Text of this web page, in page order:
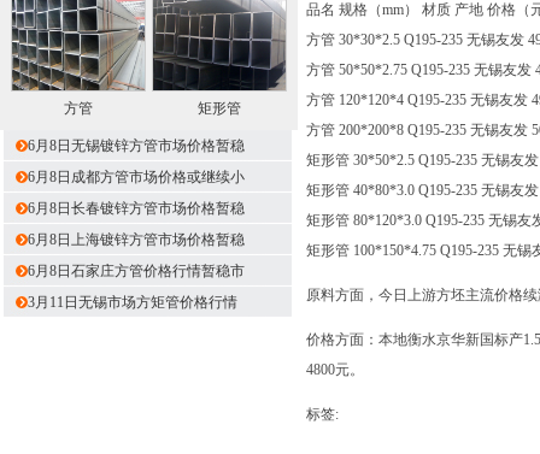
方管 矩形管
6月8日无锡镀锌方管市场价格暂稳
6月8日成都方管市场价格或继续小
6月8日长春镀锌方管市场价格暂稳
6月8日上海镀锌方管市场价格暂稳
6月8日石家庄方管价格行情暂稳市
3月11日无锡市场方矩管价格行情
品名 规格（mm） 材质 产地 价格（
方管 30*30*2.5 Q195-235 无锡友发
方管 50*50*2.75 Q195-235 无锡友发
方管 120*120*4 Q195-235 无锡友发
方管 200*200*8 Q195-235 无锡友发
矩形管 30*50*2.5 Q195-235 无锡友
矩形管 40*80*3.0 Q195-235 无锡友
矩形管 80*120*3.0 Q195-235 无锡友
矩形管 100*150*4.75 Q195-235 无
原料方面，今日上游方坯主流价格
价格方面：本地衡水京华新国标产
4800元。
标签: